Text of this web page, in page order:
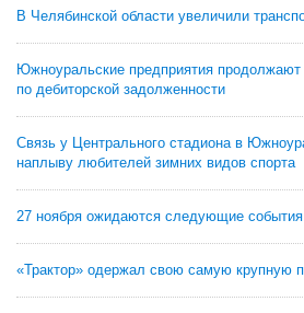
В Челябинской области увеличили
Южноуральские предприятия продолжают
по дебиторской задолженности
Связь у Центрального стадиона в
наплыву любителей зимних видов спорта
27 ноября ожидаются следующие
«Трактор» одержал свою самую крупную